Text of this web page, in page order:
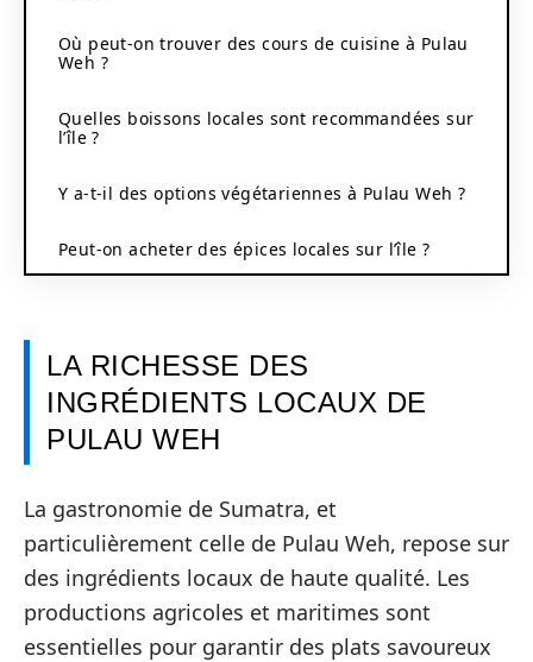
Où peut-on trouver des cours de cuisine à Pulau
Weh ?
Quelles boissons locales sont recommandées sur
l’île ?
Y a-t-il des options végétariennes à Pulau Weh ?
Peut-on acheter des épices locales sur l’île ?
LA RICHESSE DES
INGRÉDIENTS LOCAUX DE
PULAU WEH
La gastronomie de Sumatra, et
particulièrement celle de Pulau Weh, repose sur
des ingrédients locaux de haute qualité. Les
productions agricoles et maritimes sont
essentielles pour garantir des plats savoureux